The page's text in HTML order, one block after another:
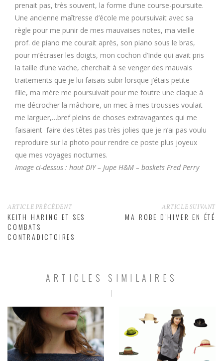
prenait pas, très souvent, la forme d’une course-poursuite.
Une ancienne maîtresse d’école me poursuivait avec sa
règle pour me punir de mes mauvaises notes, ma vieille
prof. de piano me courait après, son piano sous le bras,
pour m’écraser les doigts, mon cochon d’Inde qui avait pris
la taille d’une vache, cherchait à se venger des mauvais
traitements que je lui faisais subir lorsque j’étais petite
fille, ma mère me poursuivait pour me foutre une claque à
me décrocher la mâchoire, un mec à mes trousses voulait
me larguer,…bref pleins de choses extravagantes qui me
faisaient faire des têtes pas très jolies que je n’ai pas voulu
reproduire sur la photo pour rendre ce poste plus joyeux
que mes voyages nocturnes.
Image ci-dessus : haut DIY – Jupe H&M – baskets Fred Perry
ARTICLE PRÉCÉDENT
KEITH HARING ET SES
COMBATS
CONTRADICTOIRES
ARTICLE SUIVANT
MA ROBE D’HIVER EN ÉTÉ
ARTICLES SIMILAIRES